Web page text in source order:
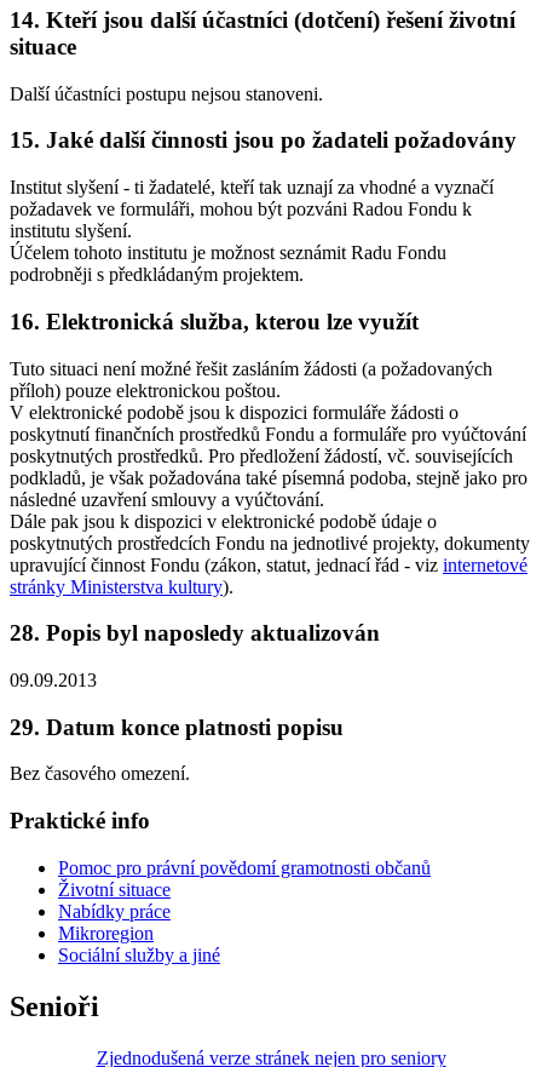
14. Kteří jsou další účastníci (dotčení) řešení životní
situace
Další účastníci postupu nejsou stanoveni.
15. Jaké další činnosti jsou po žadateli požadovány
Institut slyšení - ti žadatelé, kteří tak uznají za vhodné a vyznačí
požadavek ve formuláři, mohou být pozváni Radou Fondu k
institutu slyšení.
Účelem tohoto institutu je možnost seznámit Radu Fondu
podrobněji s předkládaným projektem.
16. Elektronická služba, kterou lze využít
Tuto situaci není možné řešit zasláním žádosti (a požadovaných
příloh) pouze elektronickou poštou.
V elektronické podobě jsou k dispozici formuláře žádosti o
poskytnutí finančních prostředků Fondu a formuláře pro vyúčtování
poskytnutých prostředků. Pro předložení žádostí, vč. souvisejících
podkladů, je však požadována také písemná podoba, stejně jako pro
následné uzavření smlouvy a vyúčtování.
Dále pak jsou k dispozici v elektronické podobě údaje o
poskytnutých prostředcích Fondu na jednotlivé projekty, dokumenty
upravující činnost Fondu (zákon, statut, jednací řád - viz internetové
stránky Ministerstva kultury).
28. Popis byl naposledy aktualizován
09.09.2013
29. Datum konce platnosti popisu
Bez časového omezení.
Praktické info
Pomoc pro právní povědomí gramotnosti občanů
Životní situace
Nabídky práce
Mikroregion
Sociální služby a jiné
Senioři
Zjednodušená verze stránek nejen pro seniory